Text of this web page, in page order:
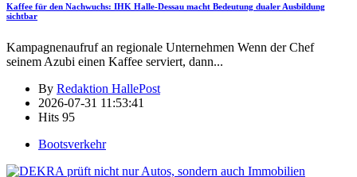
Kaffee für den Nachwuchs: IHK Halle-Dessau macht Bedeutung dualer Ausbildung
sichtbar
Kampagnenaufruf an regionale Unternehmen Wenn der Chef
seinem Azubi einen Kaffee serviert, dann...
By Redaktion HallePost
2026-07-31 11:53:41
Hits 95
Bootsverkehr